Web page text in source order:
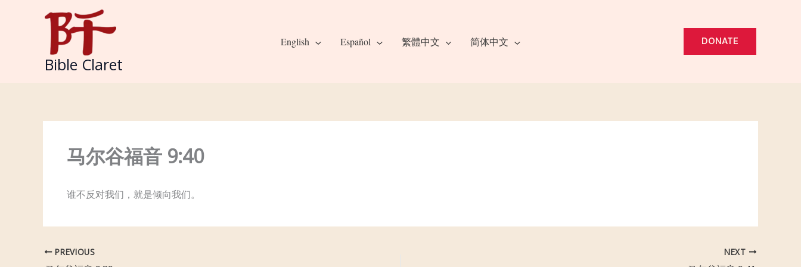
Bible Claret
English Español 繁體中文 简体中文 DONATE
马尔谷福音 9:40
谁不反对我们，就是倾向我们。
PREVIOUS NEXT